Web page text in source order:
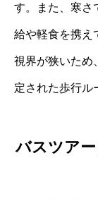
す。また、寒さ
給や軽食を携え
視界が狭いため
定された歩行ル
バスツア